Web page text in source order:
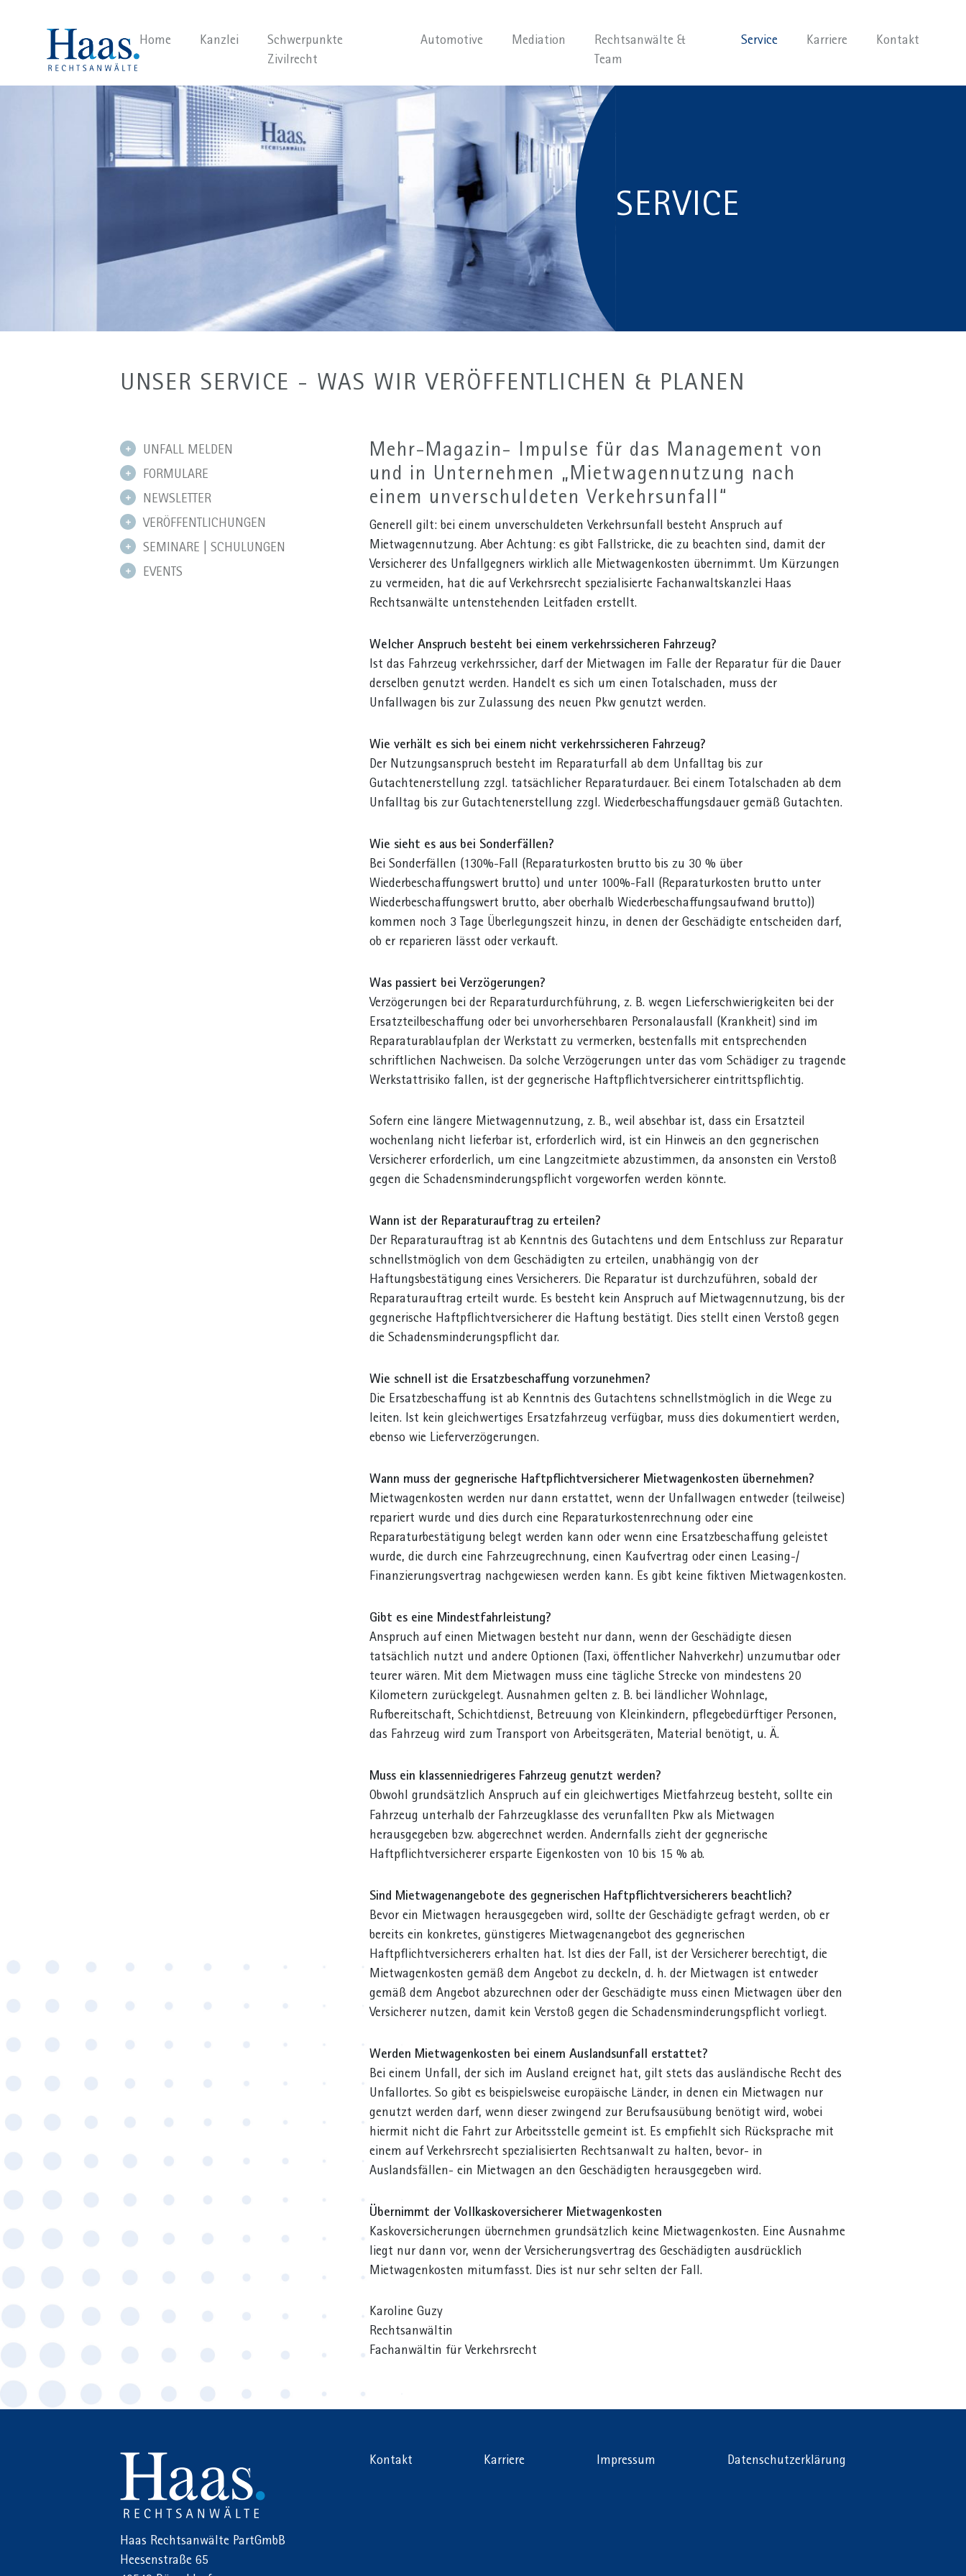
Home Kanzlei
Schwerpunkte
Zivilrecht
Automotive Mediation
Rechtsanwälte &
Team
Service Karriere Kontakt
SERVICE
UNSER SERVICE - WAS WIR VERÖFFENTLICHEN & PLANEN
UNFALL MELDEN
FORMULARE
NEWSLETTER
VERÖFFENTLICHUNGEN
SEMINARE | SCHULUNGEN
EVENTS
Mehr-Magazin- Impulse für das Management von
und in Unternehmen „Mietwagennutzung nach
einem unverschuldeten Verkehrsunfall“
Generell gilt: bei einem unverschuldeten Verkehrsunfall besteht Anspruch auf
Mietwagennutzung. Aber Achtung: es gibt Fallstricke, die zu beachten sind, damit der
Versicherer des Unfallgegners wirklich alle Mietwagenkosten übernimmt. Um Kürzungen
zu vermeiden, hat die auf Verkehrsrecht spezialisierte Fachanwaltskanzlei Haas
Rechtsanwälte untenstehenden Leitfaden erstellt.
Welcher Anspruch besteht bei einem verkehrssicheren Fahrzeug?
Ist das Fahrzeug verkehrssicher, darf der Mietwagen im Falle der Reparatur für die Dauer
derselben genutzt werden. Handelt es sich um einen Totalschaden, muss der
Unfallwagen bis zur Zulassung des neuen Pkw genutzt werden.
Wie verhält es sich bei einem nicht verkehrssicheren Fahrzeug?
Der Nutzungsanspruch besteht im Reparaturfall ab dem Unfalltag bis zur
Gutachtenerstellung zzgl. tatsächlicher Reparaturdauer. Bei einem Totalschaden ab dem
Unfalltag bis zur Gutachtenerstellung zzgl. Wiederbeschaffungsdauer gemäß Gutachten.
Wie sieht es aus bei Sonderfällen?
Bei Sonderfällen (130%-Fall (Reparaturkosten brutto bis zu 30 % über
Wiederbeschaffungswert brutto) und unter 100%-Fall (Reparaturkosten brutto unter
Wiederbeschaffungswert brutto, aber oberhalb Wiederbeschaffungsaufwand brutto))
kommen noch 3 Tage Überlegungszeit hinzu, in denen der Geschädigte entscheiden darf,
ob er reparieren lässt oder verkauft.
Was passiert bei Verzögerungen?
Verzögerungen bei der Reparaturdurchführung, z. B. wegen Lieferschwierigkeiten bei der
Ersatzteilbeschaffung oder bei unvorhersehbaren Personalausfall (Krankheit) sind im
Reparaturablaufplan der Werkstatt zu vermerken, bestenfalls mit entsprechenden
schriftlichen Nachweisen. Da solche Verzögerungen unter das vom Schädiger zu tragende
Werkstattrisiko fallen, ist der gegnerische Haftpflichtversicherer eintrittspflichtig.
Sofern eine längere Mietwagennutzung, z. B., weil absehbar ist, dass ein Ersatzteil
wochenlang nicht lieferbar ist, erforderlich wird, ist ein Hinweis an den gegnerischen
Versicherer erforderlich, um eine Langzeitmiete abzustimmen, da ansonsten ein Verstoß
gegen die Schadensminderungspflicht vorgeworfen werden könnte.
Wann ist der Reparaturauftrag zu erteilen?
Der Reparaturauftrag ist ab Kenntnis des Gutachtens und dem Entschluss zur Reparatur
schnellstmöglich von dem Geschädigten zu erteilen, unabhängig von der
Haftungsbestätigung eines Versicherers. Die Reparatur ist durchzuführen, sobald der
Reparaturauftrag erteilt wurde. Es besteht kein Anspruch auf Mietwagennutzung, bis der
gegnerische Haftpflichtversicherer die Haftung bestätigt. Dies stellt einen Verstoß gegen
die Schadensminderungspflicht dar.
Wie schnell ist die Ersatzbeschaffung vorzunehmen?
Die Ersatzbeschaffung ist ab Kenntnis des Gutachtens schnellstmöglich in die Wege zu
leiten. Ist kein gleichwertiges Ersatzfahrzeug verfügbar, muss dies dokumentiert werden,
ebenso wie Lieferverzögerungen.
Wann muss der gegnerische Haftpflichtversicherer Mietwagenkosten übernehmen?
Mietwagenkosten werden nur dann erstattet, wenn der Unfallwagen entweder (teilweise)
repariert wurde und dies durch eine Reparaturkostenrechnung oder eine
Reparaturbestätigung belegt werden kann oder wenn eine Ersatzbeschaffung geleistet
wurde, die durch eine Fahrzeugrechnung, einen Kaufvertrag oder einen Leasing-/
Finanzierungsvertrag nachgewiesen werden kann. Es gibt keine fiktiven Mietwagenkosten.
Gibt es eine Mindestfahrleistung?
Anspruch auf einen Mietwagen besteht nur dann, wenn der Geschädigte diesen
tatsächlich nutzt und andere Optionen (Taxi, öffentlicher Nahverkehr) unzumutbar oder
teurer wären. Mit dem Mietwagen muss eine tägliche Strecke von mindestens 20
Kilometern zurückgelegt. Ausnahmen gelten z. B. bei ländlicher Wohnlage,
Rufbereitschaft, Schichtdienst, Betreuung von Kleinkindern, pflegebedürftiger Personen,
das Fahrzeug wird zum Transport von Arbeitsgeräten, Material benötigt, u. Ä.
Muss ein klassenniedrigeres Fahrzeug genutzt werden?
Obwohl grundsätzlich Anspruch auf ein gleichwertiges Mietfahrzeug besteht, sollte ein
Fahrzeug unterhalb der Fahrzeugklasse des verunfallten Pkw als Mietwagen
herausgegeben bzw. abgerechnet werden. Andernfalls zieht der gegnerische
Haftpflichtversicherer ersparte Eigenkosten von 10 bis 15 % ab.
Sind Mietwagenangebote des gegnerischen Haftpflichtversicherers beachtlich?
Bevor ein Mietwagen herausgegeben wird, sollte der Geschädigte gefragt werden, ob er
bereits ein konkretes, günstigeres Mietwagenangebot des gegnerischen
Haftpflichtversicherers erhalten hat. Ist dies der Fall, ist der Versicherer berechtigt, die
Mietwagenkosten gemäß dem Angebot zu deckeln, d. h. der Mietwagen ist entweder
gemäß dem Angebot abzurechnen oder der Geschädigte muss einen Mietwagen über den
Versicherer nutzen, damit kein Verstoß gegen die Schadensminderungspflicht vorliegt.
Werden Mietwagenkosten bei einem Auslandsunfall erstattet?
Bei einem Unfall, der sich im Ausland ereignet hat, gilt stets das ausländische Recht des
Unfallortes. So gibt es beispielsweise europäische Länder, in denen ein Mietwagen nur
genutzt werden darf, wenn dieser zwingend zur Berufsausübung benötigt wird, wobei
hiermit nicht die Fahrt zur Arbeitsstelle gemeint ist. Es empfiehlt sich Rücksprache mit
einem auf Verkehrsrecht spezialisierten Rechtsanwalt zu halten, bevor- in
Auslandsfällen- ein Mietwagen an den Geschädigten herausgegeben wird.
Übernimmt der Vollkaskoversicherer Mietwagenkosten
Kaskoversicherungen übernehmen grundsätzlich keine Mietwagenkosten. Eine Ausnahme
liegt nur dann vor, wenn der Versicherungsvertrag des Geschädigten ausdrücklich
Mietwagenkosten mitumfasst. Dies ist nur sehr selten der Fall.
Karoline Guzy
Rechtsanwältin
Fachanwältin für Verkehrsrecht
Haas Rechtsanwälte PartGmbB
Heesenstraße 65
Kontakt Karriere Impressum Datenschutzerklärung